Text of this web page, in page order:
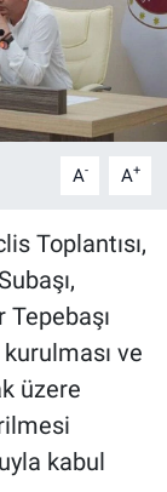
A- A+
Toplantısı,
Tepebaşı
ve
üzere
kabul